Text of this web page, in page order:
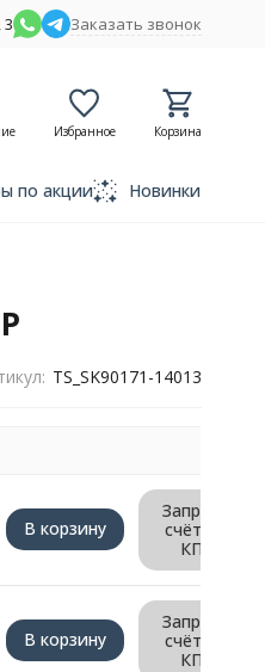
Заказать звонок
Избранное Корзина
по акции Новинки
TS_SK90171-14013
В корзину
Запрос
счёта/
КП
В корзину
Запрос
счёта/
КП